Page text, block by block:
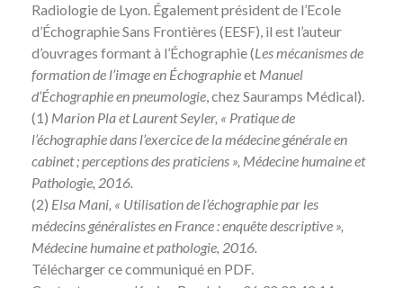
Radiologie de Lyon. Également président de l’Ecole
d’Échographie Sans Frontières (EESF), il est l’auteur
d’ouvrages formant à l’Échographie (Les mécanismes de
formation de l’image en Échographieet Manuel
d’Échographie en pneumologie, chez Sauramps Médical).
(1) Marion Pla et Laurent Seyler, « Pratique de
l’échographie dans l’exercice de la médecine générale en
cabinet ; perceptions des praticiens », Médecine humaine et
Pathologie, 2016.
(2) Elsa Mani, « Utilisation de l’échographie par les
médecins généralistes en France : enquête descriptive »,
Médecine humaine et pathologie, 2016.
Téléchargerce communiqué en PDF.